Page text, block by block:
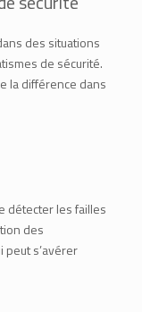
des situations
de sécurité.
la différence dans
détecter les failles
des
s’avérer